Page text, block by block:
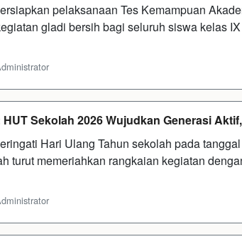
pelaksanaan Tes Kemampuan
gladi bersih bagi seluruh siswa kelas
Sekolah 2026 Wujudkan Generasi
Hari Ulang Tahun sekolah pada
turut memeriahkan rangkaian kegiatan